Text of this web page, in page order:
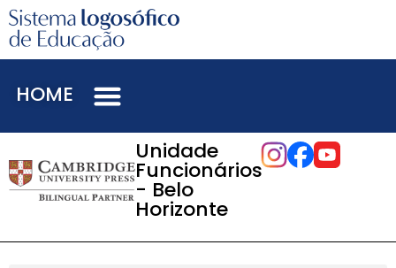
HOME
Unidade
Funcionários
- Belo
Horizonte